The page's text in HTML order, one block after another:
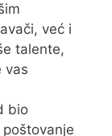
već i
talente,
vas
bio